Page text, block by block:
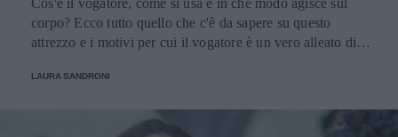
Cos'è il vogatore, come si usa e in che modo agisce sul
corpo? Ecco tutto quello che c'è da sapere su questo
attrezzo e i motivi per cui il vogatore è un vero alleato di
LAURA SANDRONI